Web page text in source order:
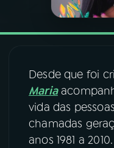
PODCASTS
06 VIDEOCASTS
07ÚLTIMAS
Desde que foi
Maria
vida das
chamadas
anos 1981 a 2010.